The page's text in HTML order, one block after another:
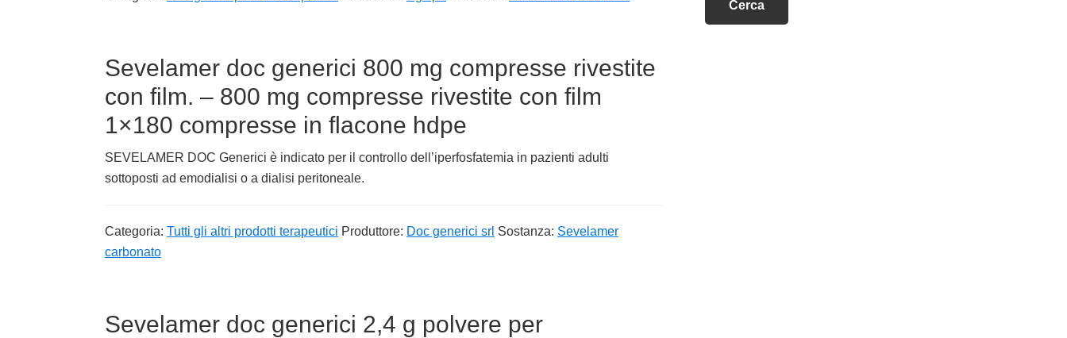
Sevelamer doc generici 800 mg compresse rivestite
con film. – 800 mg compresse rivestite con film
1×180 compresse in flacone hdpe
SEVELAMER DOC Generici è indicato per il controllo dell’iperfosfatemia in pazienti adulti
sottoposti ad emodialisi o a dialisi peritoneale.
Categoria: Tutti gli altri prodotti terapeutici Produttore: Doc generici srl Sostanza: Sevelamer
carbonato
Sevelamer doc generici 2,4 g polvere per